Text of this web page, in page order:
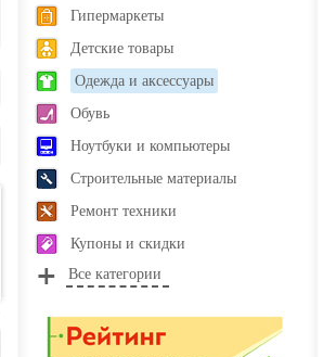
Гипермаркеты
Детские товары
Одежда и аксессуары
Обувь
Ноутбуки и компьютеры
Строительные материалы
Ремонт техники
Купоны и скидки
Все категории